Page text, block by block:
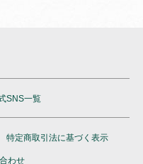
SNS一覧
特定商取引法に基づく表示
わせ